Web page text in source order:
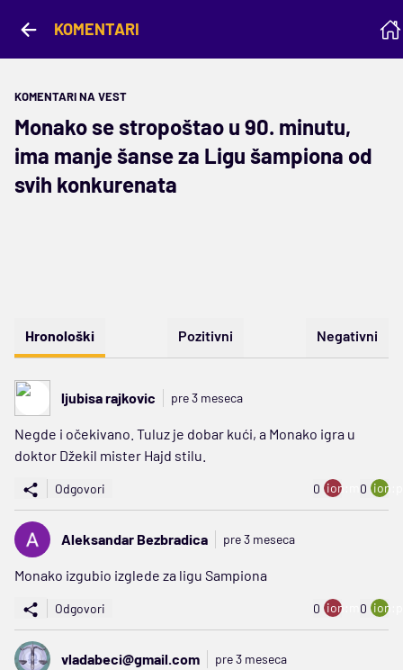
KOMENTARI
KOMENTARI NA VEST
Monako se stropoštao u 90. minutu,
ima manje šanse za Ligu šampiona od
svih konkurenata
Hronološki Pozitivni Negativni
ljubisa rajkovic pre 3 meseca
Negde i očekivano. Tuluz je dobar kući, a Monako igra u
doktor Džekil mister Hajd stilu.
Odgovori 0 ion:minus
0
Aleksandar Bezbradica pre 3 meseca
Monako izgubio izglede za ligu Sampiona
Odgovori 0 ion:minus
0
vladabeci@gmail.com pre 3 meseca